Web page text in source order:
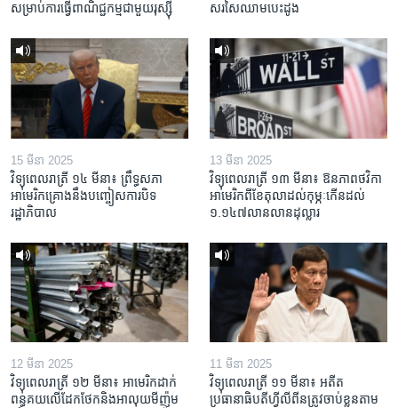
សម្រាប់​ការ​ធ្វើ​ពាណិជ្ជកម្ម​ជាមួយ​រុស្ស៊ី
សរសៃ​ឈាម​បេះដូង
15 មីនា 2025
វិទ្យុពេលរាត្រី ១៤ មីនា៖ ព្រឹទ្ធសភា
អាមេរិកគ្រោងនឹងបញ្ចៀសការបិទ
រដ្ឋាភិបាល
13 មីនា 2025
វិទ្យុពេលរាត្រី ១៣ មីនា៖ ឱនភាព​ថវិកា​
អាមេរិក​ពី​ខែ​តុលា​ដល់​កុម្ភៈ​កើន​ដល់​
១.១៤៧​លានលាន​ដុល្លារ
12 មីនា 2025
វិទ្យុពេលរាត្រី ១២ មីនា៖ អាមេរិក​ដាក់​
ពន្ធគយ​លើ​ដែកថែក​និង​អាលុយ​មីញ៉ូម​
11 មីនា 2025
វិទ្យុពេលរាត្រី ១១ មីនា៖ អតីត​
ប្រធានាធិបតីហ្វីលីពីន​ត្រូវ​ចាប់ខ្លួនតាម